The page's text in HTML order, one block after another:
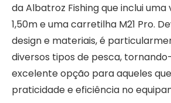
da Albatroz Fishing que inclui
1,50m e uma carretilha M21 Pro.
design e materiais, é
diversos tipos de pesca,
excelente opção para aqueles
praticidade e eficiência no